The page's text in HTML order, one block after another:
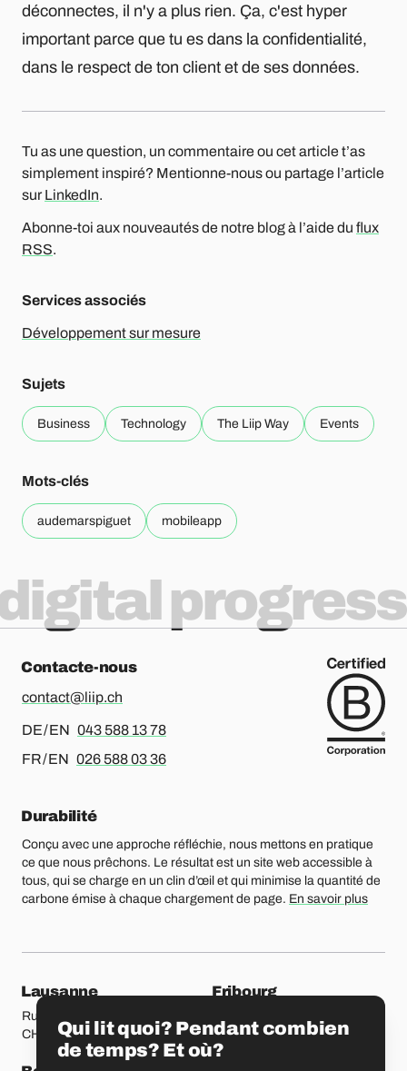
déconnectes, il n'y a plus rien. Ça, c'est hyper
important parce que tu es dans la confidentialité,
dans le respect de ton client et de ses données.
Tu as une question, un commentaire ou cet article t’as
simplement inspiré? Mentionne-nous ou partage l’article
sur LinkedIn.
Abonne-toi aux nouveautés de notre blog à l’aide du flux
RSS.
Services associés
Développement sur mesure
Sujets
Business Technology The Liip Way Events
Mots-clés
audemarspiguet mobileapp
progress
Contacte-nous
contact@liip.ch
DE / EN Pour l’allemand ou l’anglais, merci d’appeler le
043 588 13 78
FR / EN Pour le français ou l’anglais, merci d’appeler le
026 588 03 36
Durabilité
Conçu avec une approche réfléchie, nous mettons en pratique
ce que nous prêchons. Le résultat est un site web accessible à
tous, qui se charge en un clin d’œil et qui minimise la quantité de
carbone émise à chaque chargement de page. En savoir plus
Nos bureaux
Lausanne
Rue Etraz 4
CH-1003 Lausanne
Fribourg
CH-1700 Fribourg
Qui lit quoi? Pendant combien
de temps? Et où?